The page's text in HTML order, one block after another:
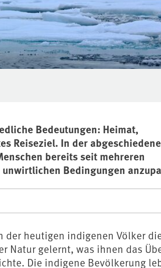
Bedeutungen: Heimat,
Reiseziel. In der
bereits seit mehreren
Bedingungen
der heutigen indigenen Völker
Natur gelernt, was ihnen das
Die indigene Bevölkerung